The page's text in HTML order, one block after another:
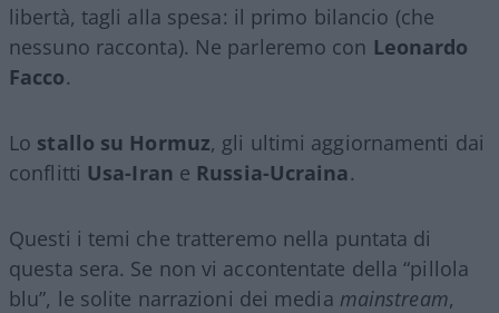
libertà, tagli alla spesa: il primo bilancio (che
nessuno racconta). Ne parleremo con Leonardo
Facco.
Lo stallo su Hormuz, gli ultimi aggiornamenti dai
conflitti Usa-Iran e Russia-Ucraina.
Questi i temi che tratteremo nella puntata di
questa sera. Se non vi accontentate della “pillola
blu”, le solite narrazioni dei media mainstream,